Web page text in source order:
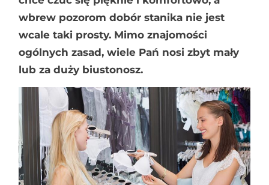
wbrew pozorom dobór stanika nie jest
wcale taki prosty. Mimo znajomości
ogólnych zasad, wiele Pań nosi zbyt mały
lub za duży biustonosz.